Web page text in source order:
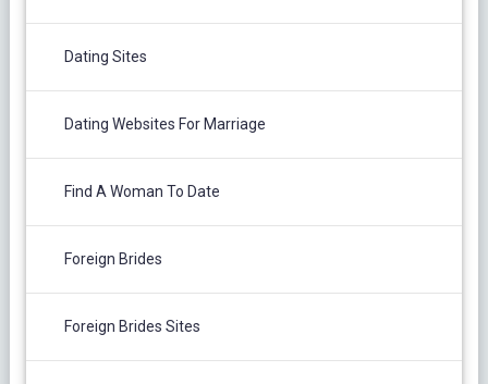
Dating Sites
Dating Websites For Marriage
Find A Woman To Date
Foreign Brides
Foreign Brides Sites